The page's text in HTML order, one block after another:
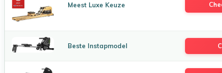
Meest Luxe Keuze
Beste Instapmodel